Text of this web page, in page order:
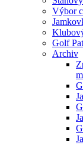
Výbor
Golf
Archiv